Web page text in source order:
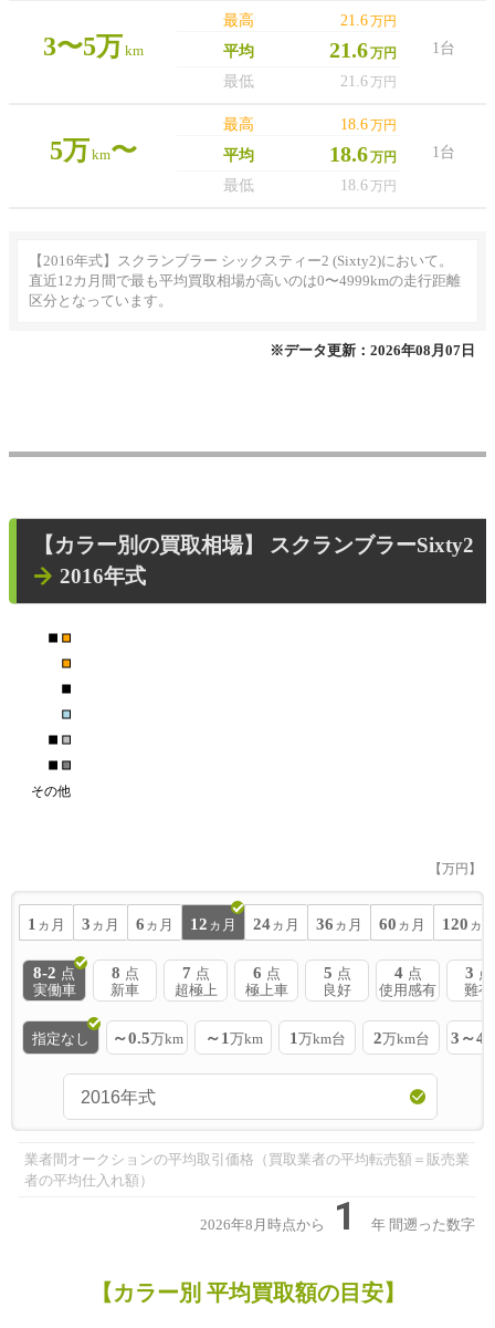
3〜5万km
最高 21.6万円
1台
平均 21.6万円
最低 21.6万円
5万km〜
最高 18.6万円
1台
平均 18.6万円
最低 18.6万円
【2016年式】スクランブラー シックスティー2 (Sixty2)において。
直近12カ月間で最も平均買取相場が高いのは0〜4999kmの走行距離
区分となっています。
※データ更新：2026年08月07日
【カラー別の買取相場】
スクランブラーSixty2
2016年式
■ ■
■
■
■
■ ■
■ ■
その他
【万円】
1 ヵ月 3 ヵ月 6 ヵ月 12 ヵ月 24 ヵ月 36 ヵ月 60 ヵ月 120 ヵ
8-2 点
実働車
8 点
新車
7 点
超極上
6 点
極上車
5 点
良好
4 点
使用感有
3 点
難有
指定なし ～0.5万km ～1 万km 1 万km台 2万km台 3～4
業者間オークションの平均取引価格（買取業者の平均転売額＝販売業
者の平均仕入れ額）
2026年8月時点から 1 年 間遡った数字
【カラー別 平均買取額の目安】